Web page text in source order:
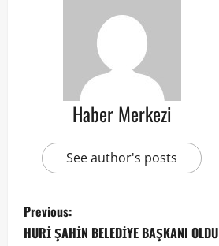
Haber Merkezi
See author's posts
Previous:
HURİ ŞAHİN BELEDİYE BAŞKANI OLDU